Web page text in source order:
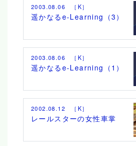
2003.08.06 ［K］
遥かなるe-Learning（3）
2003.08.06 ［K］
遥かなるe-Learning（1）
2002.08.12 ［K］
レールスターの女性車掌